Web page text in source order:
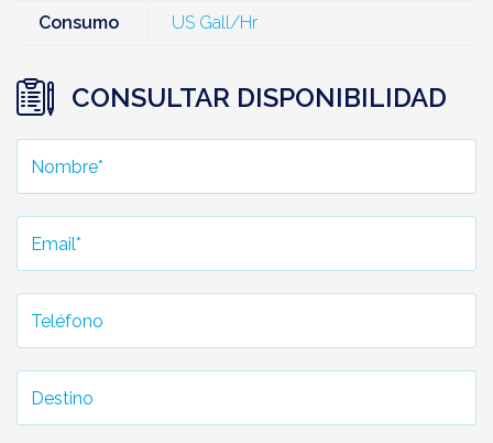
Consumo US Gall/Hr
CONSULTAR DISPONIBILIDAD